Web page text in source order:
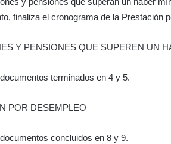
finaliza el cronograma de la Prestación
Y PENSIONES QUE SUPEREN UN
terminados en 4 y 5.
POR DESEMPLEO
concluidos en 8 y 9.